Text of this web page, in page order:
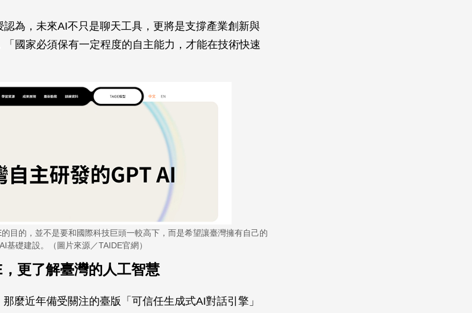
為，未來AI不只是聊天工具，更將是支撐產業創新與
國家必須保有一定程度的自主能力，才能在技術快速
目的，並不是要和國際科技巨頭一較高下，而是希望讓臺灣擁有自己的
AI基礎建設。（圖片來源／TAIDE官網）
更了解臺灣的人工智慧
麼近年備受關注的臺版「可信任生成式AI對話引擎」